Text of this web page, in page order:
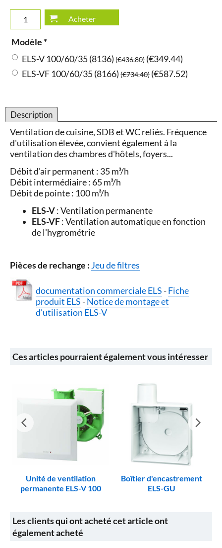
Acheter
Modèle *
ELS-V 100/60/35 (8136) (€436.80) (€349.44)
ELS-VF 100/60/35 (8166) (€734.40) (€587.52)
Description
Ventilation de cuisine, SDB et WC reliés. Fréquence
d'utilisation élevée, convient également à la
ventilation des chambres d'hôtels, foyers...
Débit d'air permanent : 35 m³/h
Débit intermédiaire : 65 m³/h
Débit de pointe : 100 m³/h
ELS-V: Ventilation permanente
ELS-VF: Ventilation automatique en fonction
de l'hygrométrie
Pièces de rechange :Jeu de filtres
documentation commerciale ELS -Fiche
produit ELS -Notice de montage et
d'utilisation ELS-V
Ces articles pourraient également vous intéresser
Unité de ventilation
permanente ELS-V 100
Boîtier d'encastrement
ELS-GU
Les clients qui ont acheté cet article ont
également acheté